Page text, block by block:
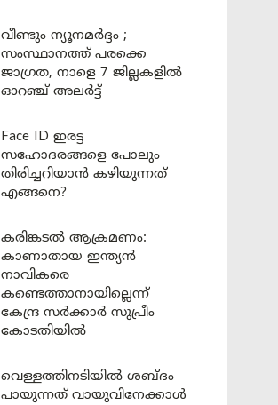
വീണ്ടും ന്യൂനമർദ്ദം ;
സംസ്ഥാനത്ത് പരക്കെ
ജാഗ്രത, നാളെ 7 ജില്ലകളിൽ
ഓറഞ്ച് അലർട്ട്
Face ID ഇരട്ട
സഹോദരങ്ങളെ പോലും
തിരിച്ചറിയാൻ കഴിയുന്നത്
എങ്ങനെ?
കരിങ്കടൽ ആക്രമണം:
കാണാതായ ഇന്ത്യൻ
നാവികരെ
കണ്ടെത്താനായില്ലെന്ന്
കേന്ദ്ര സർക്കാർ സുപ്രീം
കോടതിയിൽ
വെള്ളത്തിനടിയിൽ ശബ്ദം
പായുന്നത് വായുവിനേക്കാൾ